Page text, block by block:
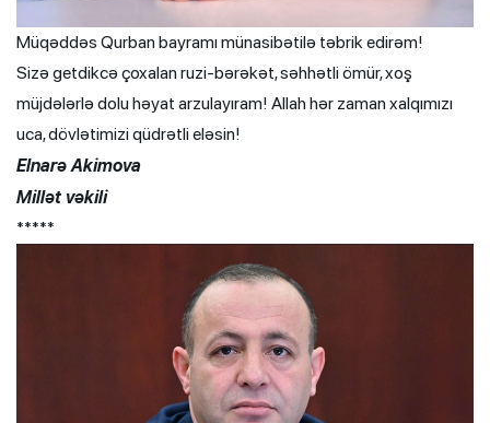
Müqəddəs Qurban bayramı münasibətilə təbrik edirəm!
Sizə getdikcə çoxalan ruzi-bərəkət, səhhətli ömür, xoş
müjdələrlə dolu həyat arzulayıram! Allah hər zaman xalqımızı
uca, dövlətimizi qüdrətli eləsin!
Elnarə Akimova
Millət vəkili
*****